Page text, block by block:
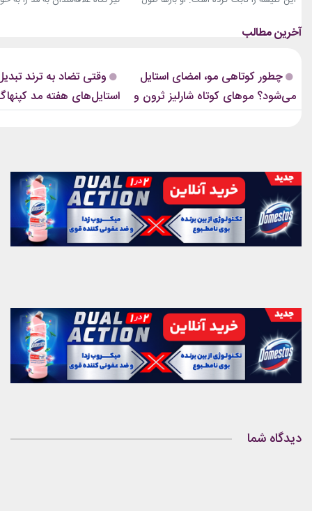
استایلش را از دست نداده است. از مدل‌های
است.لینک پیشنهادیخرید...
است که در تمام این اوت‌فیت‌ها
چطور کوتاهی مو، امضای استایل
می‌شود؟ موهای کوتاه شارلیز ثرون و
۹ تغییر جسورانه
وقتی تضاد به ترند
چه چیزی برای دنیای مد
دیدگاه شما